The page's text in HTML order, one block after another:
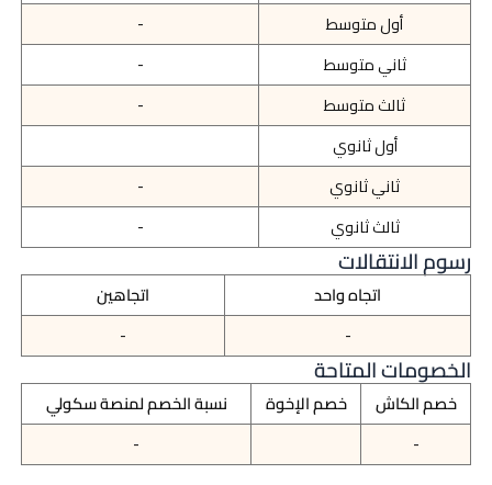
أول متوسط
-
ثاني متوسط
-
ثالث متوسط
-
أول ثانوي
ثاني ثانوي
-
ثالث ثانوي
-
رسوم الانتقالات
اتجاه واحد
اتجاهين
-
-
الخصومات المتاحة
خصم الكاش خصم الإخوة
نسبة الخصم لمنصة سكولي
-
-